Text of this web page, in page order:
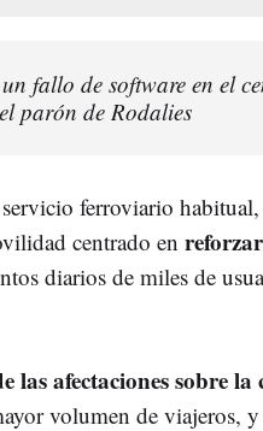
fallo de software en el
parón de Rodalies
ferroviario
centrado en
diarios de miles de
las afectaciones sobre
volumen de viajeros,